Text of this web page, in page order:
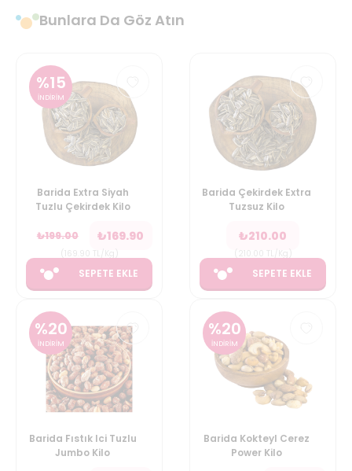
Bunlara Da Göz Atın
%15
İNDİRİM
Barida Extra Siyah
Tuzlu Çekirdek Kilo
₺199.00 ₺169.90
SEPETE EKLE
Barida Çekirdek Extra
Tuzsuz Kilo
₺210.00
SEPETE EKLE
%20
İNDİRİM
Barida Fıstık Ici Tuzlu
Jumbo Kilo
%20
İNDİRİM
Barida Kokteyl Cerez
Power Kilo